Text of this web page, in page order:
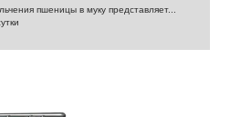
пшеницы в муку представляет...